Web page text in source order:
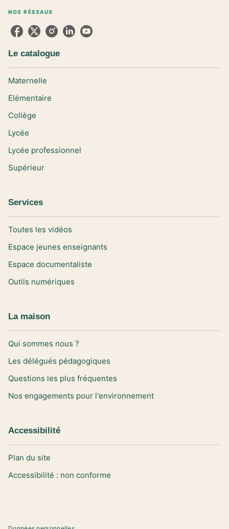
NOS RÉSEAUX
Le catalogue
Maternelle
Elémentaire
Collège
Lycée
Lycée professionnel
Supérieur
Services
Toutes les vidéos
Espace jeunes enseignants
Espace documentaliste
Outils numériques
La maison
Qui sommes nous ?
Les délégués pédagogiques
Questions les plus fréquentes
Nos engagements pour l'environnement
Accessibilité
Plan du site
Accessibilité : non conforme